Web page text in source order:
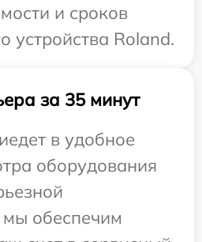
и сроков
устройства Roland.
за 35 минут
в удобное
оборудования
мы обеспечим